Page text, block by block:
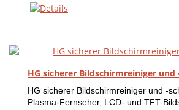
HG sicherer Bildschirmreiniger und
HG sicherer Bildschirmreiniger und -
Plasma-Fernseher, LCD- und TFT-